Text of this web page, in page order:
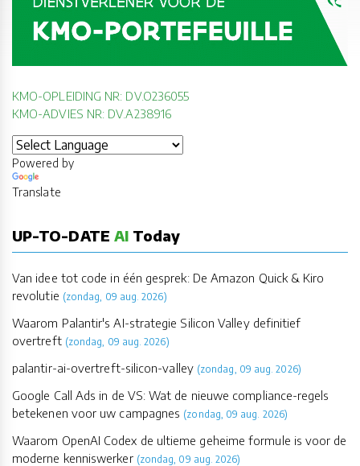
KMO-OPLEIDING NR: DV.O236055
KMO-ADVIES NR: DV.A238916
Powered by
Translate
UP-TO-DATE AI Today
Van idee tot code in één gesprek: De Amazon Quick & Kiro
revolutie (zondag, 09 aug. 2026)
Waarom Palantir's AI-strategie Silicon Valley definitief
overtreft (zondag, 09 aug. 2026)
palantir-ai-overtreft-silicon-valley (zondag, 09 aug. 2026)
Google Call Ads in de VS: Wat de nieuwe compliance-regels
betekenen voor uw campagnes (zondag, 09 aug. 2026)
Waarom OpenAI Codex de ultieme geheime formule is voor de
moderne kenniswerker (zondag, 09 aug. 2026)